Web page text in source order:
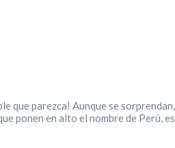
que parezca! Aunque se
ponen en alto el nombre de Perú,